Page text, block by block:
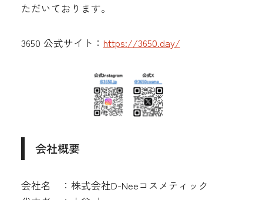
ただいております。
3650 公式サイト： https://3650.day/
会社概要
会社名 ：株式会社D-Neeコスメティック